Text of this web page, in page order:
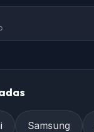
Samsung